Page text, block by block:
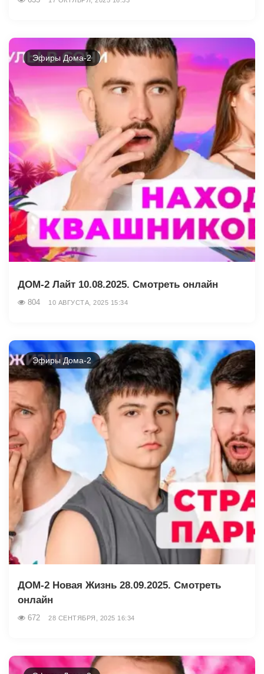
Эфиры Дома-2
ДОМ-2 Лайт 10.08.2025. Смотреть онлайн
804 10 АВГУСТА, 2025 15:34
Эфиры Дома-2
ДОМ-2 Новая Жизнь 28.09.2025. Смотреть
онлайн
672 28 СЕНТЯБРЯ, 2025 16:34